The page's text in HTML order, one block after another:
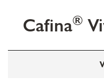
Cafina®